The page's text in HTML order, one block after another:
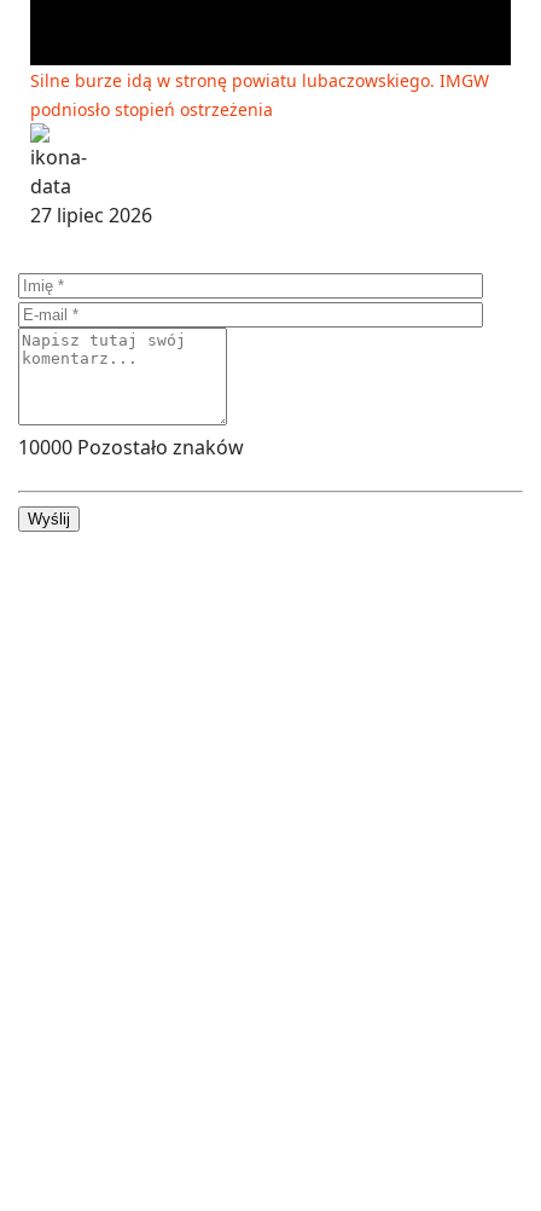
Silne burze idą w stronę powiatu lubaczowskiego. IMGW
podniosło stopień ostrzeżenia
27 lipiec 2026
10000 Pozostało znaków
Wyślij